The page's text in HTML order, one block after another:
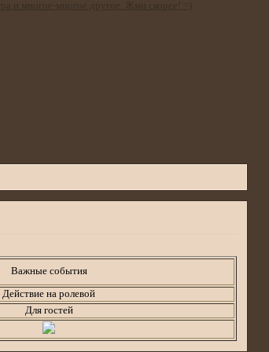
Важные события
Действие на ролевой
Для гостей